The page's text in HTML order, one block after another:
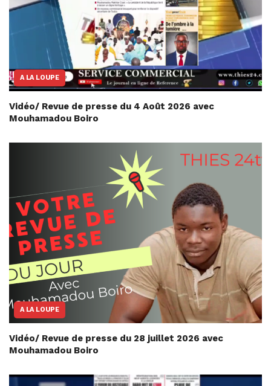
A LA LOUPE
Vidéo/ Revue de presse du 4 Août 2026 avec
Mouhamadou Boiro
A LA LOUPE
Vidéo/ Revue de presse du 28 juillet 2026 avec
Mouhamadou Boiro